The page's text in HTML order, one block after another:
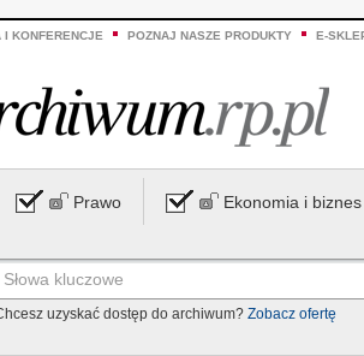
I KONFERENCJE POZNAJ NASZE PRODUKTY E-
Prawo Ekonomia i biznes
uzyskać dostęp do archiwum? Zobacz ofertę